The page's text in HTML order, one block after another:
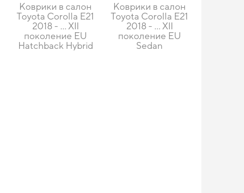
Коврики в салон
Toyota Corolla E21
2018 - … XII
поколение EU
Hatchback Hybrid
Коврики в салон
Toyota Corolla E21
2018 - … XII
поколение EU
Sedan